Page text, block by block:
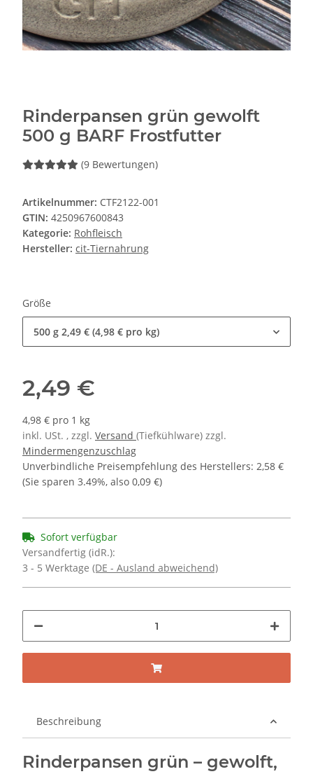
Rinderpansen grün gewolft
500 g BARF Frostfutter
(9 Bewertungen)
Artikelnummer: CTF2122-001
GTIN: 4250967600843
Kategorie: Rohfleisch
Hersteller: cit-Tiernahrung
Größe
500 g 2,49 € (4,98 € pro kg)
2,49 €
4,98 € pro 1 kg
inkl. USt. , zzgl. Versand (Tiefkühlware) zzgl.
Mindermengenzuschlag
Unverbindliche Preisempfehlung des Herstellers: 2,58 €
(Sie sparen 3.49%, also 0,09 €)
Sofort verfügbar
Versandfertig (idR.):
3 - 5 Werktage (DE - Ausland abweichend)
Beschreibung
Rinderpansen grün – gewolft,